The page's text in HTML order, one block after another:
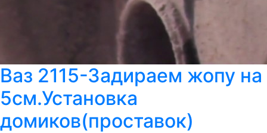
Ваз 2115-Задираем жопу на
5см.Установка
домиков(проставок)